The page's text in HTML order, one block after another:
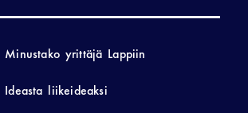
yrittäjä Lappiin
liikeideaksi